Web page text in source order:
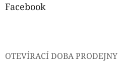
Facebook
OTEVÍRACÍ DOBA PRODEJNY